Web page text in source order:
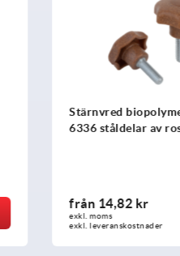
liknande DIN
DETALJER